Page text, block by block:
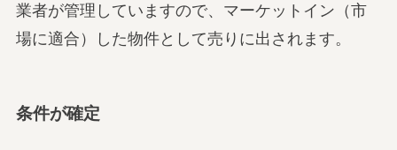
業者が管理していますので、マーケットイン（市
場に適合）した物件として売りに出されます。
条件が確定